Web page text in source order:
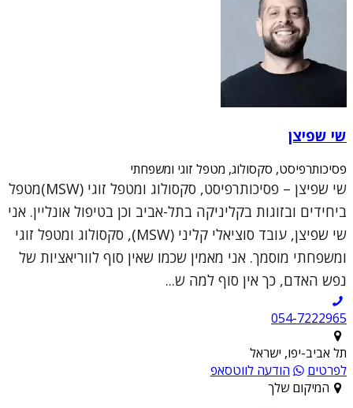
שי שפיצן
פסיכותרפיסט, סקסולוג, מטפל זוגי ומשפחתי
שי שפיצן – פסיכותרפיסט, סקסולוג ומטפל זוגי (MSW)מטפל
ביחידים ובזוגות בקליניקה בתל-אביב וכן בטיפול אונליין. אני
שי שפיצן, עובד סוציאלי קליני (MSW), סקסולוג ומטפל זוגי
ומשפחתי מוסמך. אני מאמין שכמו שאין סוף לווריאציות של
נפש האדם, כך אין סוף למה ש...
054-7222965
תל אביב-יפו, ישראל
לפרטים
הודעה לווטסאפ
המיקום שלך